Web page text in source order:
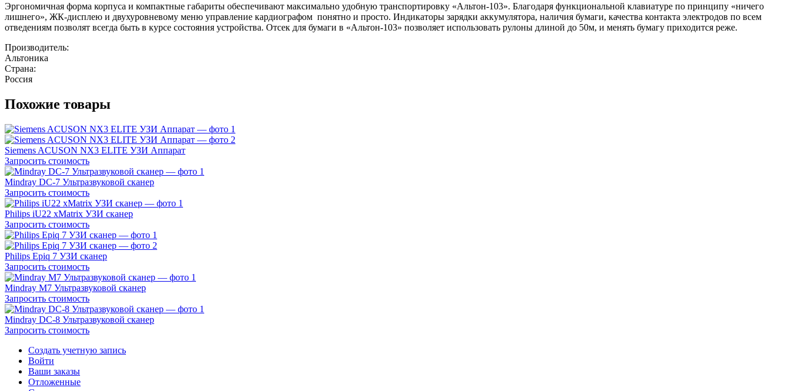
Эргономичная форма корпуса и компактные габариты обеспечивают максимально удобную транспортировку «Альтон-103». Благодаря функциональной клавиатуре по принципу «ничего
лишнего», ЖК-дисплею и двухуровневому меню управление кардиографом понятно и просто. Индикаторы зарядки аккумулятора, наличия бумаги, качества контакта электродов по всем
отведениям позволят всегда быть в курсе состояния устройства. Отсек для бумаги в «Альтон-103» позволяет использовать рулоны длиной до 50м, и менять бумагу приходится реже.
Производитель:
Альтоника
Страна:
Россия
Похожие товары
Siemens ACUSON NX3 ELITE УЗИ Аппарат
Запросить стоимость
Mindray DC-7 Ультразвуковой сканер
Запросить стоимость
Philips iU22 xMatrix УЗИ сканер
Запросить стоимость
Philips Epiq 7 УЗИ сканер
Запросить стоимость
Mindray M7 Ультразвуковой сканер
Запросить стоимость
Mindray DC-8 Ультразвуковой сканер
Запросить стоимость
Создать учетную запись
Войти
Ваши заказы
Отложенные